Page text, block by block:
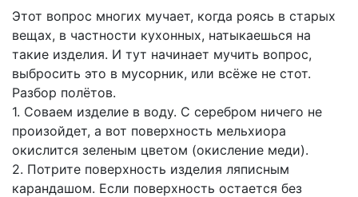
Этот вопрос многих мучает, когда роясь в старых
вещах, в частности кухонных, натыкаешься на
такие изделия. И тут начинает мучить вопрос,
выбросить это в мусорник, или всёже не стот.
Разбор полётов.
1. Соваем изделие в воду. С серебром ничего не
произойдет, а вот поверхность мельхиора
окислится зеленым цветом (окисление меди).
2. Потрите поверхность изделия ляписным
карандашом. Если поверхность остается без